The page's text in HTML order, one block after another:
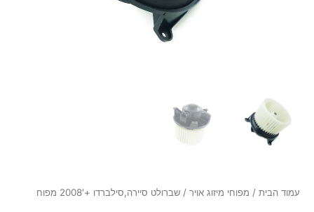
עמוד הבית / מפוחי מיזוג אויר / שברולט סיירה,סילברדו +2008′ מפוח